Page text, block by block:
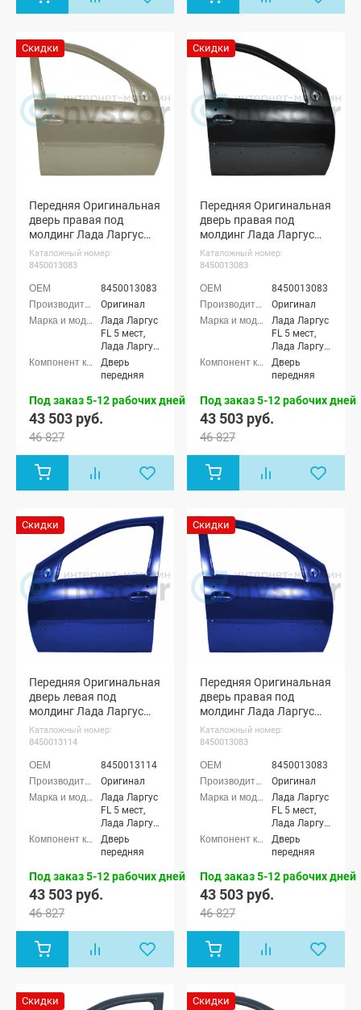
Скидки
Передняя Оригинальная
дверь правая под
молдинг Лада Ларгус
ФЛ (Серый базальт 242)
Каталожный номер:
8450013083
8450013083
Оригинал
Лада Ларгус
FL 5 мест,
Лада Ларгус
FL 7 мест,
Лада Ларгус
мест, Лада
Кросс 7 мест
Дверь
передняя
Под заказ 5-12 рабочих дней
43 503 руб.
46 827
Скидки
Передняя Оригинальная
дверь правая под
молдинг Лада Ларгус
ФЛ (Черная жемчужина
676)
Каталожный номер:
8450013083
8450013083
Оригинал
Лада Ларгус
FL 5 мест,
Лада Ларгус
FL 7 мест,
Лада Ларгус
мест, Лада
Кросс 7 мест
Дверь
передняя
Под заказ 5-12 рабочих дней
43 503 руб.
46 827
Скидки
Передняя Оригинальная
дверь левая под
молдинг Лада Ларгус
ФЛ (Капитан 493)
Каталожный номер:
8450013114
8450013114
Оригинал
Лада Ларгус
FL 5 мест,
Лада Ларгус
FL 7 мест,
Лада Ларгус
мест, Лада
Кросс 7 мест
Дверь
передняя
Под заказ 5-12 рабочих дней
43 503 руб.
46 827
Скидки
Передняя Оригинальная
дверь правая под
молдинг Лада Ларгус
ФЛ (Капитан 493)
Каталожный номер:
8450013083
8450013083
Оригинал
Лада Ларгус
FL 5 мест,
Лада Ларгус
FL 7 мест,
Лада Ларгус
мест, Лада
Кросс 7 мест
Дверь
передняя
Под заказ 5-12 рабочих дней
43 503 руб.
46 827
Скидки Скидки